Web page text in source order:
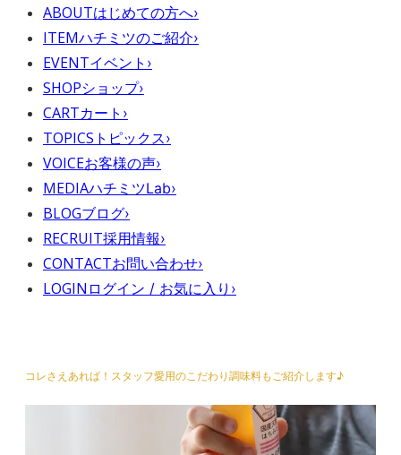
ABOUTはじめての方へ›
ITEMハチミツのご紹介›
EVENTイベント ›
SHOPショップ›
CARTカート ›
TOPICS トピックス›
VOICEお客様の声›
MEDIAハチミツLab›
BLOGブログ›
RECRUIT採用情報›
CONTACTお問い合わせ›
LOGIN ログイン / お気に入り ›
コレさえあれば！スタッフ愛用のこだわり調味料もご紹介します♪